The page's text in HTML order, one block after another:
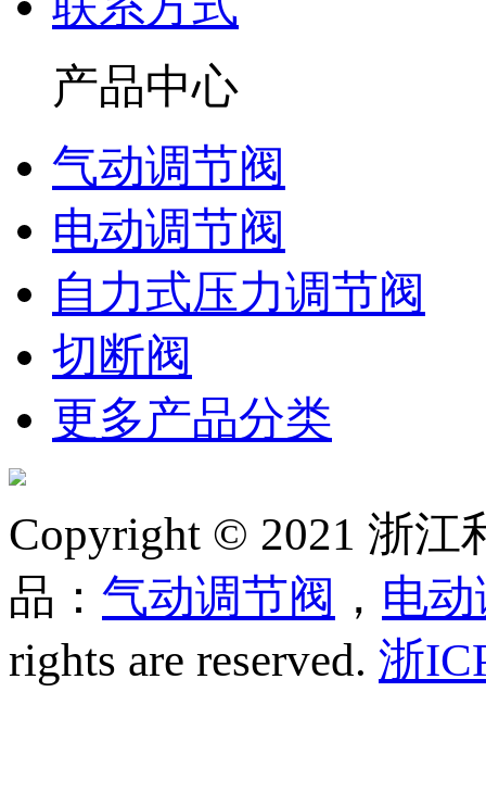
产品中心
气动调节阀
电动调节阀
自力式压力调节阀
切断阀
更多产品分类
Copyright © 2021 浙
品： 气动调节阀 ， 电
rights are reserved. 浙